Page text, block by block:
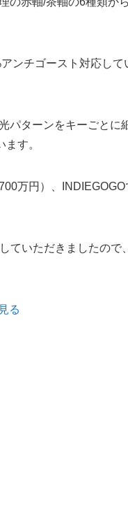
ンチゴースト対応し
ターンをキーごとに
す。
万円）、INDIEGOGO
ていただきましたので
る